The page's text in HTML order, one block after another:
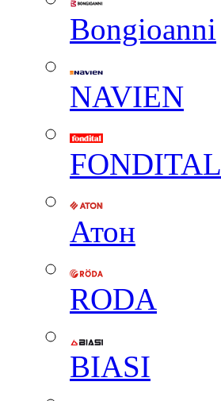
Вongioanni
NAVIEN
FONDITAL
Атон
RODA
BIASI